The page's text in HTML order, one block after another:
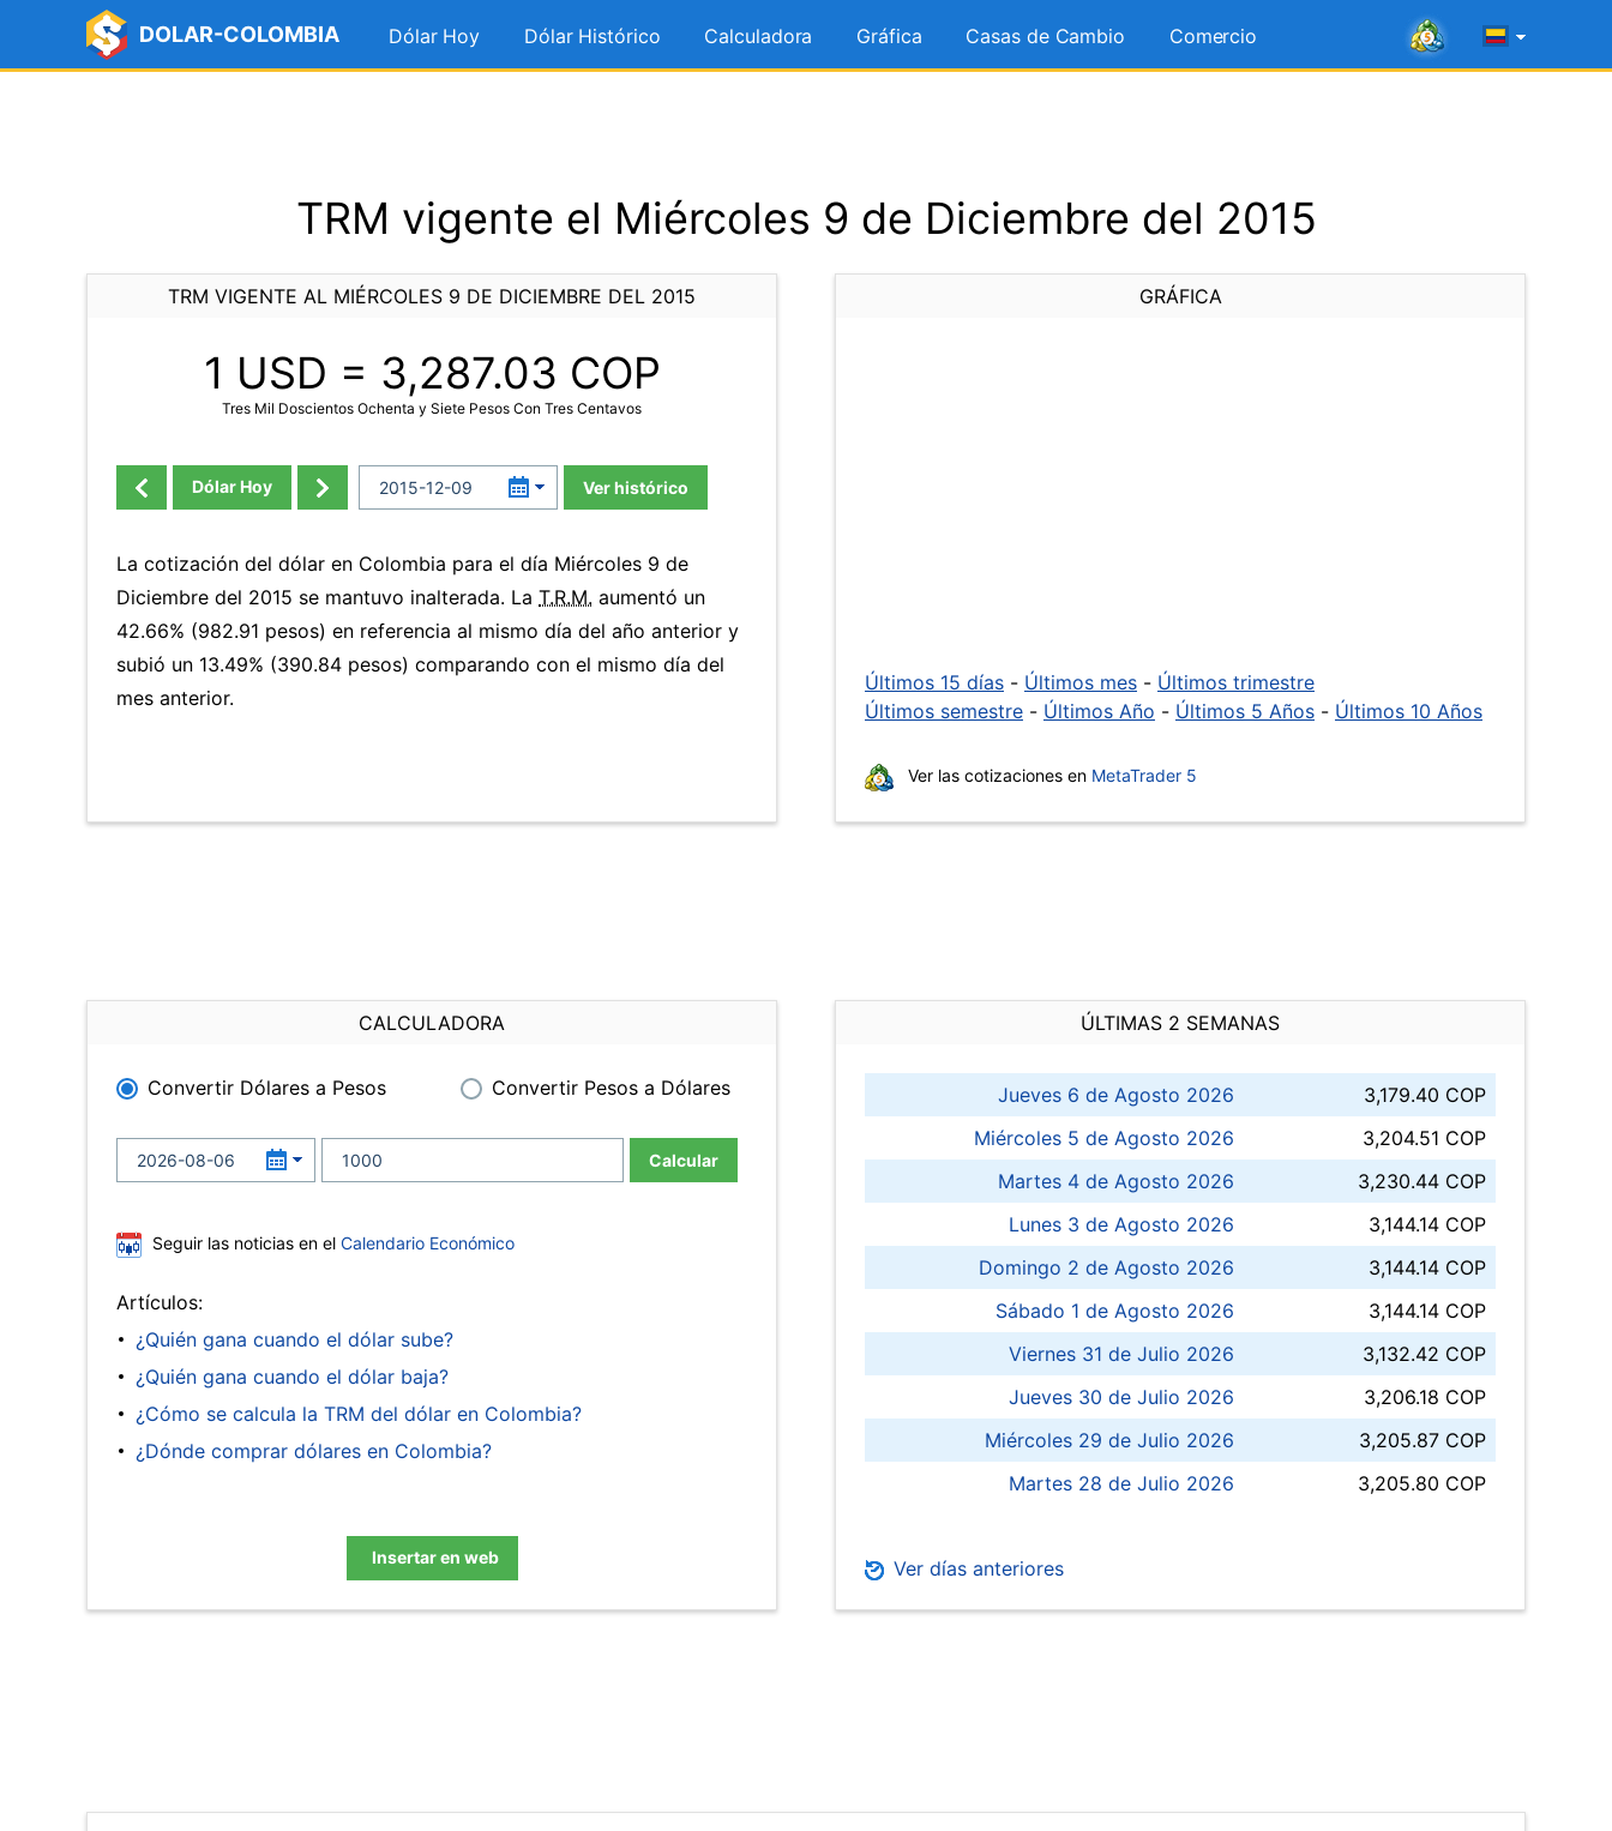
DOLAR-COLOMBIA Dólar Hoy Dólar Histórico Calculadora Gráfica Casas de Cambio Comercio
TRM vigente el Miércoles 9 de Diciembre del 2015
TRM VIGENTE AL MIÉRCOLES 9 DE DICIEMBRE DEL 2015
1 USD = 3,287.03 COP
Tres Mil Doscientos Ochenta y Siete Pesos Con Tres Centavos
Dólar Hoy Ver histórico
La cotización del dólar en Colombia para el día Miércoles 9 de
Diciembre del 2015 se mantuvo inalterada. La T.R.M. aumentó un
42.66% (982.91 pesos) en referencia al mismo día del año anterior y
subió un 13.49% (390.84 pesos) comparando con el mismo día del
mes anterior.
GRÁFICA
Últimos 15 días - Últimos mes - Últimos trimestre
Últimos semestre - Últimos Año - Últimos 5 Años - Últimos 10 Años
Ver las cotizaciones en MetaTrader 5
CALCULADORA
Convertir Dólares a Pesos Convertir Pesos a Dólares
Calcular
Seguir las noticias en el Calendario Económico
Artículos:
¿Quién gana cuando el dólar sube?
¿Quién gana cuando el dólar baja?
¿Cómo se calcula la TRM del dólar en Colombia?
¿Dónde comprar dólares en Colombia?
Insertar en web
ÚLTIMAS 2 SEMANAS
Jueves 6 de Agosto 2026
3,179.40 COP
Miércoles 5 de Agosto 2026
3,204.51 COP
Martes 4 de Agosto 2026
3,230.44 COP
Lunes 3 de Agosto 2026
3,144.14 COP
Domingo 2 de Agosto 2026
3,144.14 COP
Sábado 1 de Agosto 2026
3,144.14 COP
Viernes 31 de Julio 2026
3,132.42 COP
Jueves 30 de Julio 2026
3,206.18 COP
Miércoles 29 de Julio 2026
3,205.87 COP
Martes 28 de Julio 2026
3,205.80 COP
Ver días anteriores